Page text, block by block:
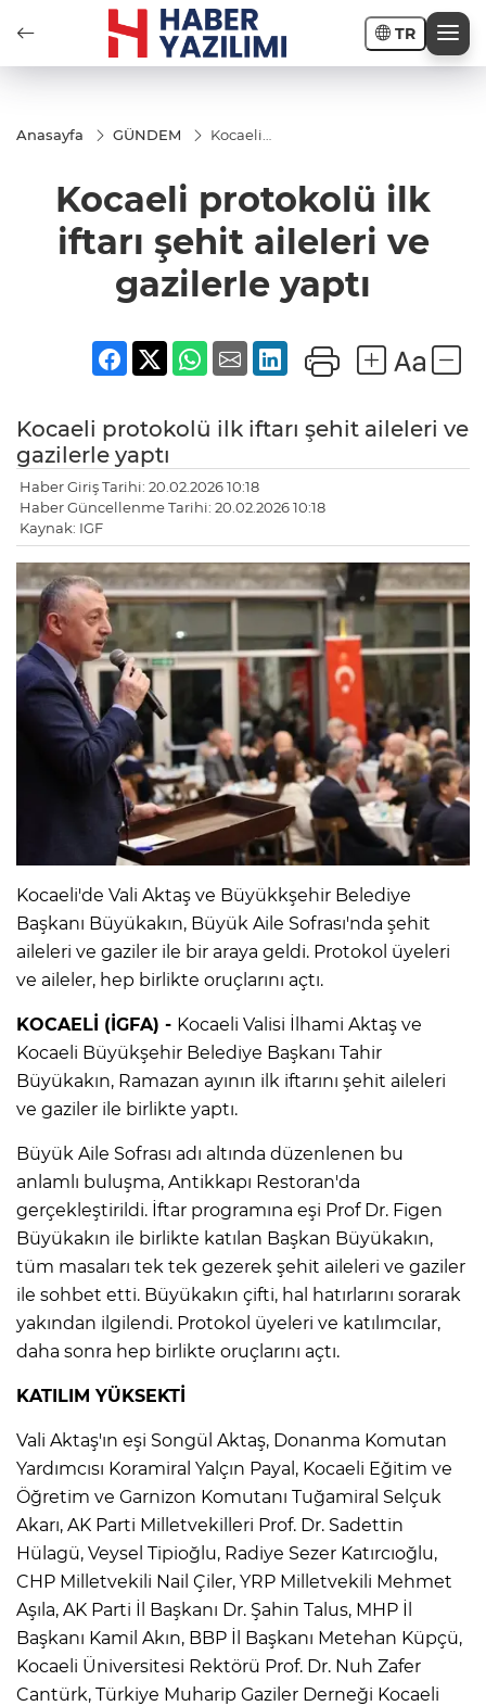
TR
Anasayfa GÜNDEM
Kocaeli
aileleri ve
yaptı
Kocaeli protokolü ilk
iftarı şehit aileleri ve
gazilerle yaptı
Kocaeli protokolü ilk iftarı şehit aileleri ve
gazilerle yaptı
Haber Giriş Tarihi: 20.02.2026 10:18
Haber Güncellenme Tarihi: 20.02.2026 10:18
Kaynak: IGF
Kocaeli'de Vali Aktaş ve Büyükkşehir Belediye
Başkanı Büyükakın, Büyük Aile Sofrası'nda şehit
aileleri ve gaziler ile bir araya geldi. Protokol üyeleri
ve aileler, hep birlikte oruçlarını açtı.
KOCAELİ (İGFA) - Kocaeli Valisi İlhami Aktaş ve
Kocaeli Büyükşehir Belediye Başkanı Tahir
Büyükakın, Ramazan ayının ilk iftarını şehit aileleri
ve gaziler ile birlikte yaptı.
Büyük Aile Sofrası adı altında düzenlenen bu
anlamlı buluşma, Antikkapı Restoran'da
gerçekleştirildi. İftar programına eşi Prof Dr. Figen
Büyükakın ile birlikte katılan Başkan Büyükakın,
tüm masaları tek tek gezerek şehit aileleri ve gaziler
ile sohbet etti. Büyükakın çifti, hal hatırlarını sorarak
yakından ilgilendi. Protokol üyeleri ve katılımcılar,
daha sonra hep birlikte oruçlarını açtı.
KATILIM YÜKSEKTİ
Vali Aktaş'ın eşi Songül Aktaş, Donanma Komutan
Yardımcısı Koramiral Yalçın Payal, Kocaeli Eğitim ve
Öğretim ve Garnizon Komutanı Tuğamiral Selçuk
Akarı, AK Parti Milletvekilleri Prof. Dr. Sadettin
Hülagü, Veysel Tipioğlu, Radiye Sezer Katırcıoğlu,
CHP Milletvekili Nail Çiler, YRP Milletvekili Mehmet
Aşıla, AK Parti İl Başkanı Dr. Şahin Talus, MHP İl
Başkanı Kamil Akın, BBP İl Başkanı Metehan Küpçü,
Kocaeli Üniversitesi Rektörü Prof. Dr. Nuh Zafer
Cantürk, Türkiye Muharip Gaziler Derneği Kocaeli